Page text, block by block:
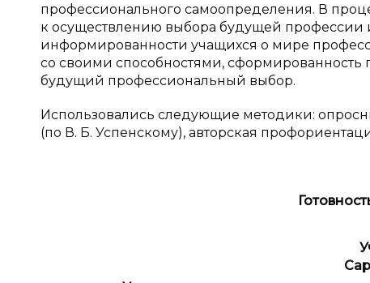
профессионального самоопределения. В
к осуществлению выбора будущей профессии
информированности учащихся о мире
со своими способностями,
будущий профессиональный выбор.
Использовались следующие методики:
(по В. Б. Успенскому), авторская